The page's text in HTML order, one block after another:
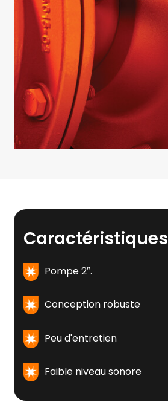
Caractéristiques
Pompe 2″.
Conception robuste
Peu d'entretien
Faible niveau sonore